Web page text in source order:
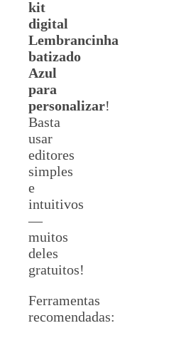
kit
digital
Lembrancinha
batizado
Azul
para
personalizar!
Basta
usar
editores
simples
e
intuitivos
—
muitos
deles
gratuitos!
Ferramentas
recomendadas: